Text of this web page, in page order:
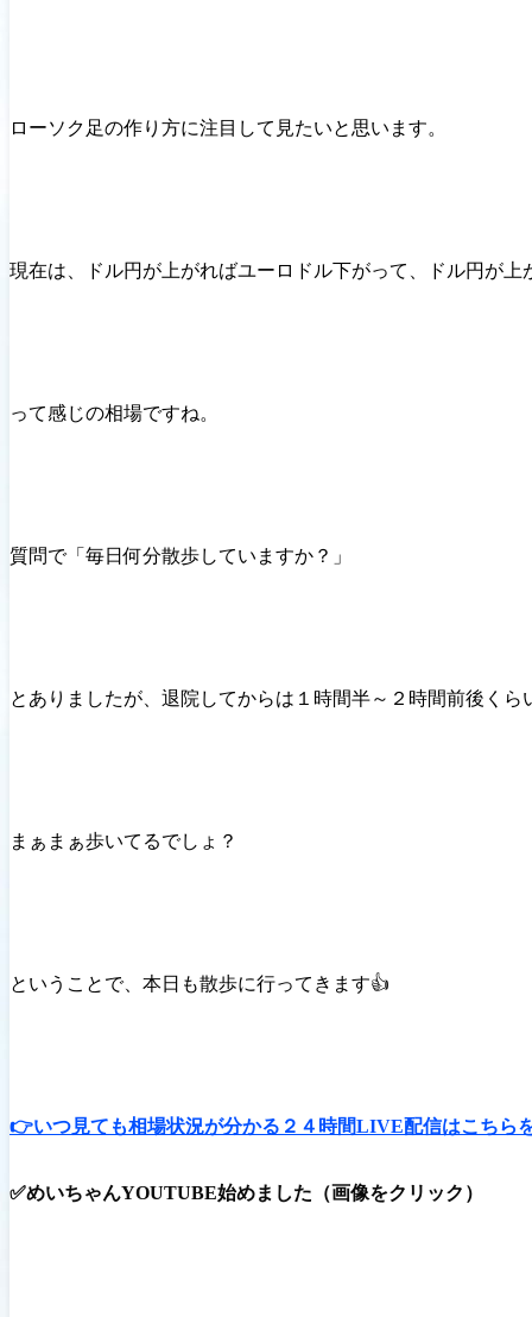
ローソク足の作り方に注目して見たいと思います。
現在は、ドル円が上がればユーロドル下がって、ドル円が上
って感じの相場ですね。
質問で「毎日何分散歩していますか？」
とありましたが、退院してからは１時間半～２時間前後くら
まぁまぁ歩いてるでしょ？
ということで、本日も散歩に行ってきます👍
👉いつ見ても相場状況が分かる２４時間LIVE配信はこちら
✅めいちゃんYOUTUBE始めました（画像をクリック）